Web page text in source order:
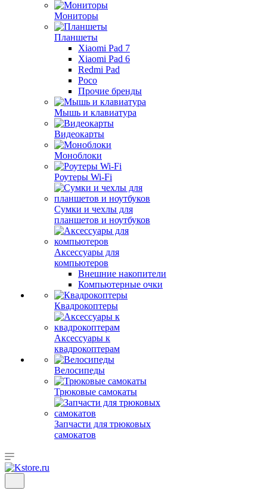
Мониторы
Планшеты
Xiaomi Pad 7
Xiaomi Pad 6
Redmi Pad
Poco
Прочие бренды
Мышь и клавиатура
Видеокарты
Моноблоки
Роутеры Wi-Fi
Сумки и чехлы для
планшетов и ноутбуков
Аксессуары для
компьютеров
Внешние накопители
Компьютерные очки
Квадрокоптеры
Аксессуары к
квадрокоптерам
Велосипеды
Трюковые самокаты
Запчасти для трюковых
самокатов